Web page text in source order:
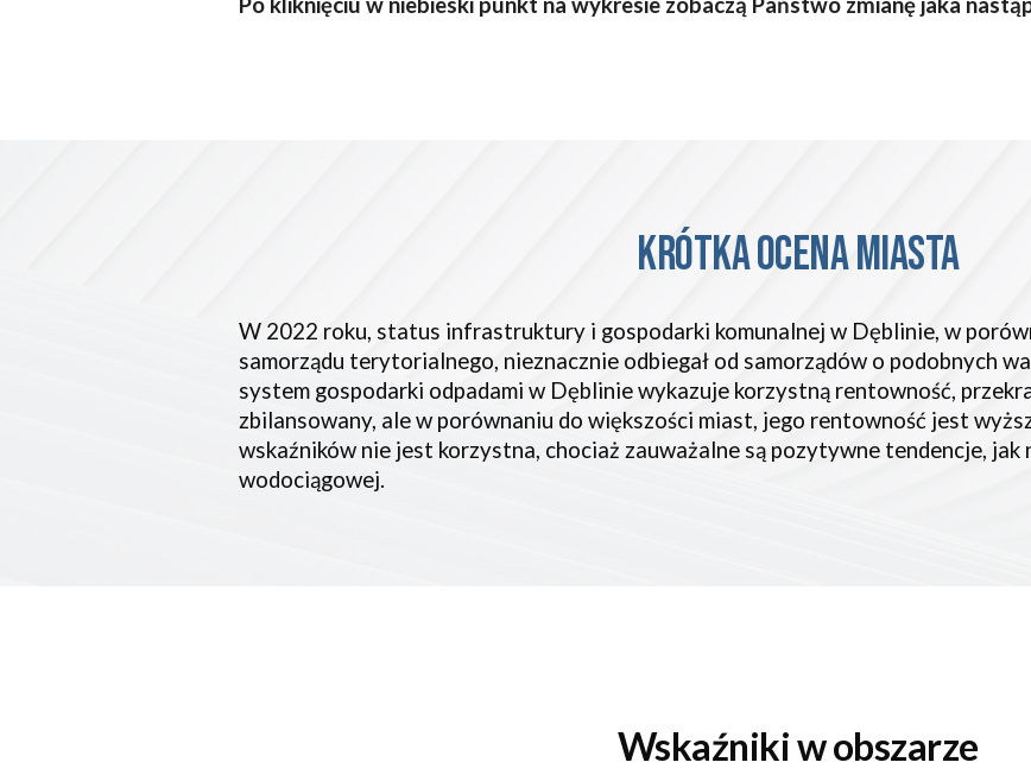
KRÓTKA OCENA Miasta
W 2022 roku, status infrastruktury i gospodarki komunalnej w Dęblinie, w
samorządu terytorialnego, nieznacznie odbiegał od samorządów o podobnych
system gospodarki odpadami w Dęblinie wykazuje korzystną rentowność,
zbilansowany, ale w porównaniu do większości miast, jego rentowność jest
wskaźników nie jest korzystna, chociaż zauważalne są pozytywne tendencje, jak
wodociągowej.
Wskaźniki w obszarze